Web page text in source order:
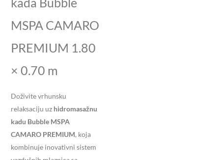
MSPA CAMARO
PREMIUM 1.80
× 0.70 m
Doživite vrhunsku
relaksaciju uz hidromasažnu
kadu Bubble MSPA
CAMARO PREMIUM, koja
kombinuje inovativni sistem